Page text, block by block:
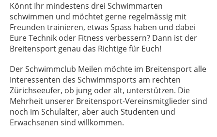
Könnt Ihr mindestens drei Schwimmarten
schwimmen und möchtet gerne regelmässig mit
Freunden trainieren, etwas Spass haben und dabei
Eure Technik oder Fitness verbessern? Dann ist der
Breitensport genau das Richtige für Euch!
Der Schwimmclub Meilen möchte im Breitensport alle
Interessenten des Schwimmsports am rechten
Zürichseeufer, ob jung oder alt, unterstützen. Die
Mehrheit unserer Breitensport-Vereinsmitglieder sind
noch im Schulalter, aber auch Studenten und
Erwachsenen sind willkommen.